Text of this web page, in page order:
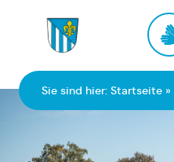
Sie sind hier: Startseite »